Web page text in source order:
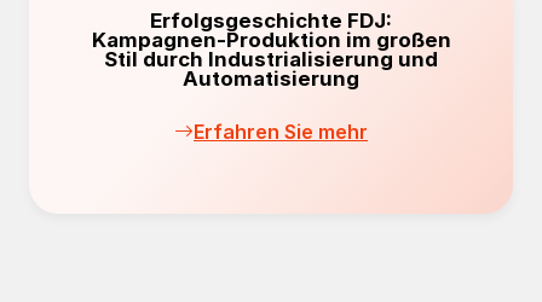
Erfolgsgeschichte FDJ:
Kampagnen-Produktion im großen
Stil durch Industrialisierung und
Automatisierung
Erfahren Sie mehr